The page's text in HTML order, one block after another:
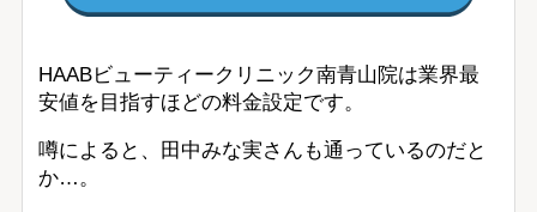
HAABビューティークリニック南青山院は業界最
安値を目指すほどの料金設定です。
噂によると、田中みな実さんも通っているのだと
か…。